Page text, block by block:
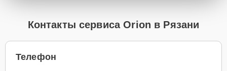
Контакты сервиса Orion в Рязани
Телефон